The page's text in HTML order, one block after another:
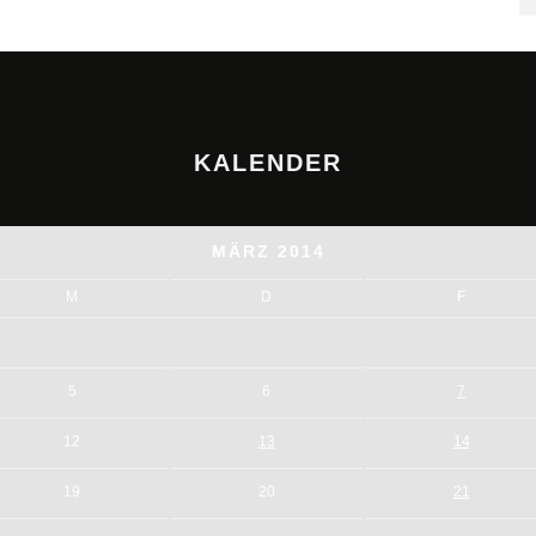
KALENDER
MÄRZ 2014
M D F
5 6 7
12 13 14
19 20 21